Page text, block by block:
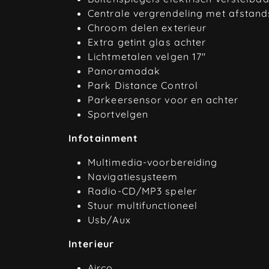
Centrale vergrendeling met
Chroom delen exterieur
Extra getint glas achter
Lichtmetalen velgen 17"
Panoramadak
Park Distance Control
Parkeersensor voor en achter
Sportvelgen
Infotainment
Multimedia-voorbereiding
Navigatiesysteem
Radio-CD/MP3 speler
Stuur multifunctioneel
Usb/Aux
Interieur